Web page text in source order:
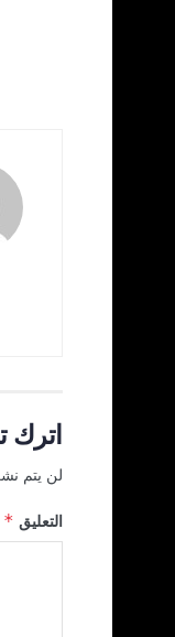
اترك
لن يتم
التعليق *